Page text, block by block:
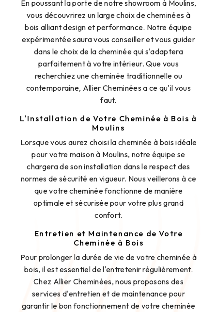
En poussant la porte de notre showroom à Moulins,
vous découvrirez un large choix de cheminées à
bois alliant design et performance. Notre équipe
expérimentée saura vous conseiller et vous guider
dans le choix de la cheminée qui s'adaptera
parfaitement à votre intérieur. Que vous
recherchiez une cheminée traditionnelle ou
contemporaine, Allier Cheminées a ce qu'il vous
faut.
L'Installation de Votre Cheminée à Bois à
Moulins
Lorsque vous aurez choisi la cheminée à bois idéale
pour votre maison à Moulins, notre équipe se
chargera de son installation dans le respect des
normes de sécurité en vigueur. Nous veillerons à ce
que votre cheminée fonctionne de manière
optimale et sécurisée pour votre plus grand
confort.
Entretien et Maintenance de Votre
Cheminée à Bois
Pour prolonger la durée de vie de votre cheminée à
bois, il est essentiel de l'entretenir régulièrement.
Chez Allier Cheminées, nous proposons des
services d'entretien et de maintenance pour
garantir le bon fonctionnement de votre cheminée